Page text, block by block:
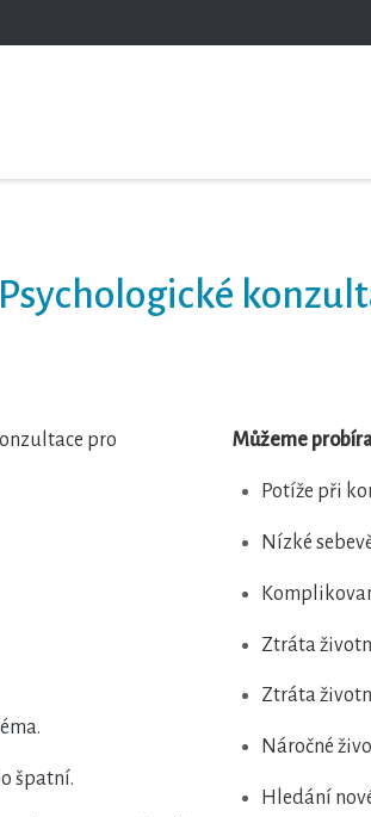
Psychologické
pro
špatní.
Můžeme
Potíže při
Nízké
Ztráta
Ztráta
Náročné
Hledání